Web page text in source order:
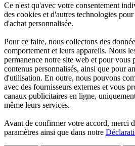
Ce n'est qu'avec votre consentement
des cookies et d'autres technologies
d'achat personnalisée.
Pour ce faire, nous collectons des
comportement et leurs appareils. Nous
permanence notre site web et pour vous
contenus personnalisés, ainsi que pour
d'utilisation. En outre, nous pouvons
avec des fournisseurs externes et vous
canaux publicitaires en ligne,
même leurs services.
Avant de confirmer votre accord, merci
paramètres ainsi que dans notre